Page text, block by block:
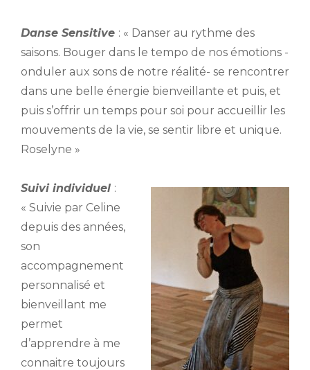
Danse Sensitive : « Danser au rythme des
saisons. Bouger dans le tempo de nos émotions -
onduler aux sons de notre réalité- se rencontrer
dans une belle énergie bienveillante et puis, et
puis s’offrir un temps pour soi pour accueillir les
mouvements de la vie, se sentir libre et unique.
Roselyne »
Suivi individuel :
« Suivie par Celine
depuis des années,
son
accompagnement
personnalisé et
bienveillant me
permet
d’apprendre à me
connaitre toujours